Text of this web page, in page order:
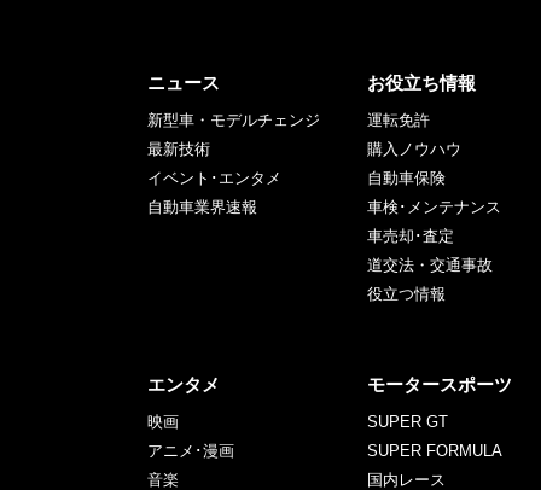
ニュース
新型車・モデルチェンジ
最新技術
イベント･エンタメ
自動車業界速報
お役立ち情報
運転免許
購入ノウハウ
自動車保険
車検･メンテナンス
車売却･査定
道交法・交通事故
役立つ情報
エンタメ
映画
アニメ･漫画
音楽
モータースポーツ
SUPER GT
SUPER FORMULA
国内レース